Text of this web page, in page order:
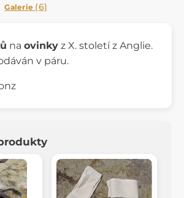
Galerie (6)
na ovinky z X. století z Anglie.
v páru.